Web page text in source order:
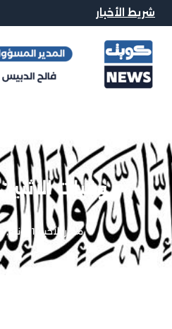
شريط الأخبار
وفيات الاثنين 1-6-2026
محرر الاخبار|